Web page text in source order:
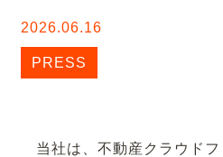
2026.06.16
PRESS
当社は、不動産クラウド